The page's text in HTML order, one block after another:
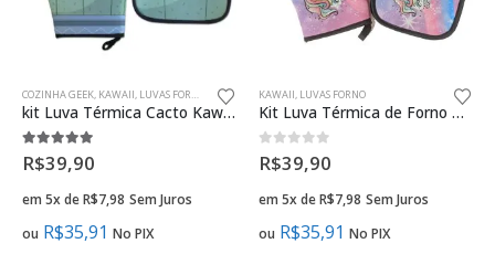
COZINHA GEEK, KAWAII, LUVAS FORNO
kit Luva Térmica Cacto Kawaii Cozinha Criativa Geek
5.00fora de 5
R$39,90
em 5x deR$7,98 Sem Juros
ou R$35,91 No PIX
KAWAII, LUVAS FORNO
Kit Luva Térmica de Forno Unicórnio Sonhos Cozinha Geek
0fora de 5
R$39,90
em 5x deR$7,98 Sem Juros
ou R$35,91 No PIX